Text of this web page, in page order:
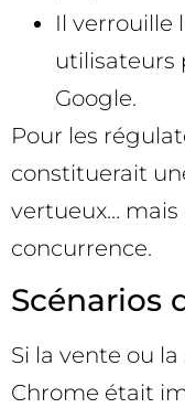
Il verrouille
utilisateurs
Google.
Pour les
constituerait
vertueux… mais
concurrence.
Scénarios
Si la vente ou
Chrome était